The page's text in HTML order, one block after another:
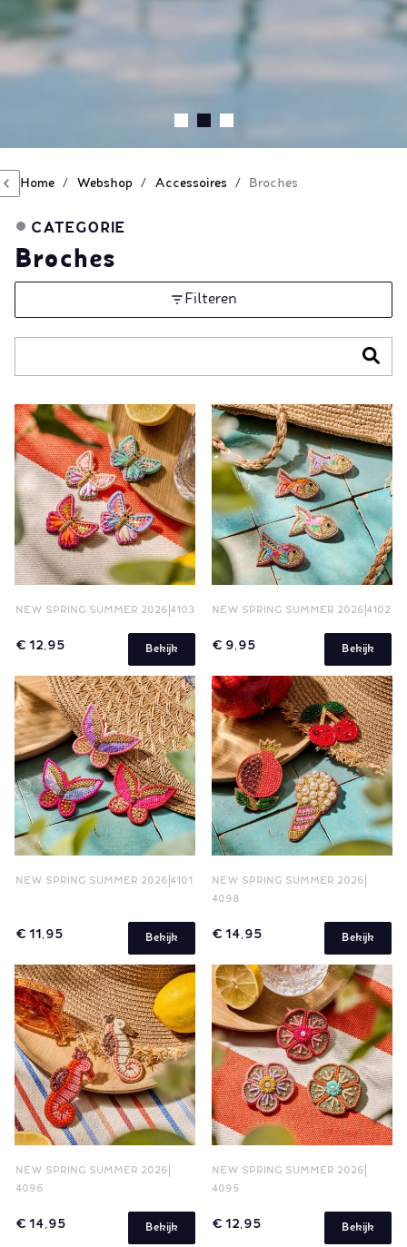
Home / Webshop / Accessoires / Broches
CATEGORIE
Broches
Filteren
NEW SPRING SUMMER 2026 4103
€ 12,95 Bekijk
NEW SPRING SUMMER 2026 4102
€ 9,95 Bekijk
NEW SPRING SUMMER 2026 4101
€ 11,95 Bekijk
NEW SPRING SUMMER 2026
4098
€ 14,95 Bekijk
NEW SPRING SUMMER 2026
4096
€ 14,95 Bekijk
NEW SPRING SUMMER 2026
4095
€ 12,95 Bekijk